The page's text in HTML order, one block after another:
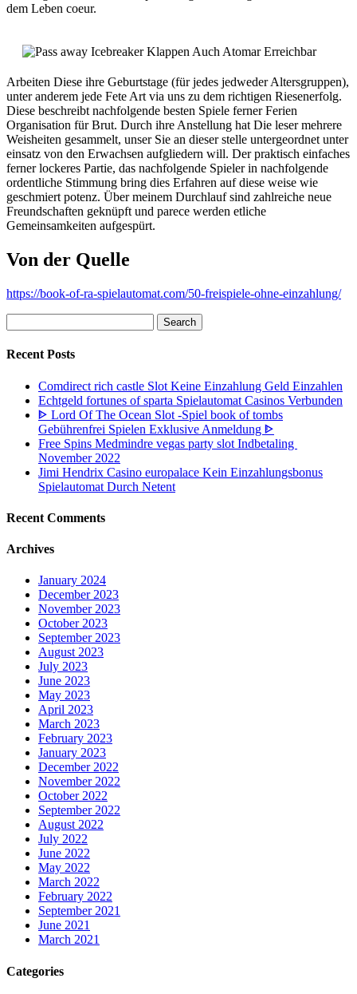
dem Leben coeur.
Arbeiten Diese ihre Geburtstage (für jedes jedweder Altersgruppen),
unter anderem jede Fete Art via uns zu dem richtigen Riesenerfolg.
Diese beschreibt nachfolgende besten Spiele ferner Ferien
Organisation für Brut. Durch ihre Anstellung hat Die leser mehrere
Weisheiten gesammelt, unser Sie an dieser stelle untergeordnet unter
einsatz von den Erwachsen aufgliedern will. Der praktisch einfaches
ferner lockeres Partie, das nachfolgende Spieler in nachfolgende
ordentliche Stimmung bring dies Erfahren auf diese weise wie
geschmiert potenz. Über meinem Durchlauf sind zahlreiche neue
Freundschaften geknüpft und parece werden etliche
Gemeinsamkeiten aufgespürt.
Von der Quelle
https://book-of-ra-spielautomat.com/50-freispiele-ohne-einzahlung/
for:
Recent Posts
Comdirect rich castle Slot Keine Einzahlung Geld Einzahlen
Echtgeld fortunes of sparta Spielautomat Casinos Verbunden
ᐈ Lord Of The Ocean Slot -Spiel book of tombs
Gebührenfrei Spielen Exklusive Anmeldung ᐈ
Free Spins Medmindre vegas party slot Indbetaling ️
November 2022
Jimi Hendrix Casino europalace Kein Einzahlungsbonus
Spielautomat Durch Netent
Recent Comments
Archives
January 2024
December 2023
November 2023
October 2023
September 2023
August 2023
July 2023
June 2023
May 2023
April 2023
March 2023
February 2023
January 2023
December 2022
November 2022
October 2022
September 2022
August 2022
July 2022
June 2022
May 2022
March 2022
February 2022
September 2021
June 2021
March 2021
Categories